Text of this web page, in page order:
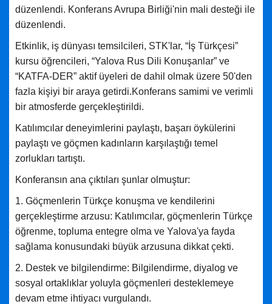
düzenlendi. Konferans Avrupa Birliği'nin mali desteği ile
düzenlendi.
Etkinlik, iş dünyası temsilcileri, STK'lar, “İş Türkçesi”
kursu öğrencileri, “Yalova Rus Dili Konuşanlar” ve
“KATFA-DER” aktif üyeleri de dahil olmak üzere 50'den
fazla kişiyi bir araya getirdi.Konferans samimi ve verimli
bir atmosferde gerçekleştirildi.
Katılımcılar deneyimlerini paylaştı, başarı öykülerini
paylaştı ve göçmen kadınların karşılaştığı temel
zorlukları tartıştı.
Konferansın ana çıktıları şunlar olmuştur:
1. Göçmenlerin Türkçe konuşma ve kendilerini
gerçekleştirme arzusu: Katılımcılar, göçmenlerin Türkçe
öğrenme, topluma entegre olma ve Yalova'ya fayda
sağlama konusundaki büyük arzusuna dikkat çekti.
2. Destek ve bilgilendirme: Bilgilendirme, diyalog ve
sosyal ortaklıklar yoluyla göçmenleri desteklemeye
devam etme ihtiyacı vurgulandı.